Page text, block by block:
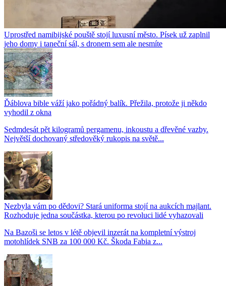
Uprostřed namibijské pouště stojí luxusní město. Písek už zaplnil
jeho domy i taneční sál, s dronem sem ale nesmíte
Ďáblova bible váží jako pořádný balík. Přežila, protože ji někdo
vyhodil z okna
Sedmdesát pět kilogramů pergamenu, inkoustu a dřevěné vazby.
Největší dochovaný středověký rukopis na světě...
Nezbyla vám po dědovi? Stará uniforma stojí na aukcích majlant.
Rozhoduje jedna součástka, kterou po revoluci lidé vyhazovali
Na Bazoši se letos v létě objevil inzerát na kompletní výstroj
motohlídek SNB za 100 000 Kč. Škoda Fabia z...